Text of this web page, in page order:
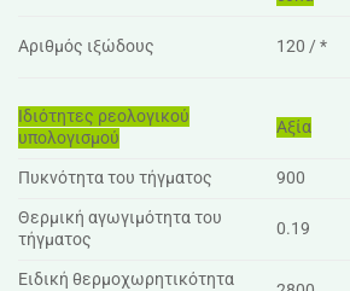
Αριθμός ιξώδους 120 / *
Ιδιότητες ρεολογικού
υπολογισμού
Αξία
Πυκνότητα του τήγματος
900
Θερμική αγωγιμότητα του
τήγματος
0.19
Ειδική θερμοχωρητικότητα